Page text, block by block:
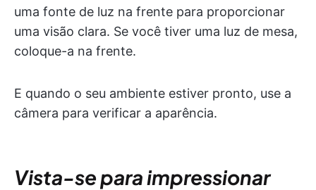
uma fonte de luz na frente para proporcionar
uma visão clara. Se você tiver uma luz de mesa,
coloque-a na frente.
E quando o seu ambiente estiver pronto, use a
câmera para verificar a aparência.
Vista-se para impressionar